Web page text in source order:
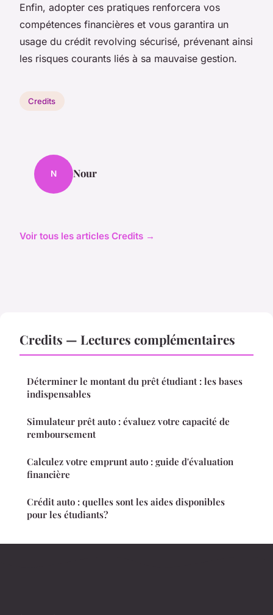
Enfin, adopter ces pratiques renforcera vos
compétences financières et vous garantira un
usage du crédit revolving sécurisé, prévenant ainsi
les risques courants liés à sa mauvaise gestion.
Credits
N Nour
Voir tous les articles Credits →
Credits — Lectures complémentaires
Déterminer le montant du prêt étudiant : les bases
indispensables
Simulateur prêt auto : évaluez votre capacité de
remboursement
Calculez votre emprunt auto : guide d'évaluation
financière
Crédit auto : quelles sont les aides disponibles
pour les étudiants?